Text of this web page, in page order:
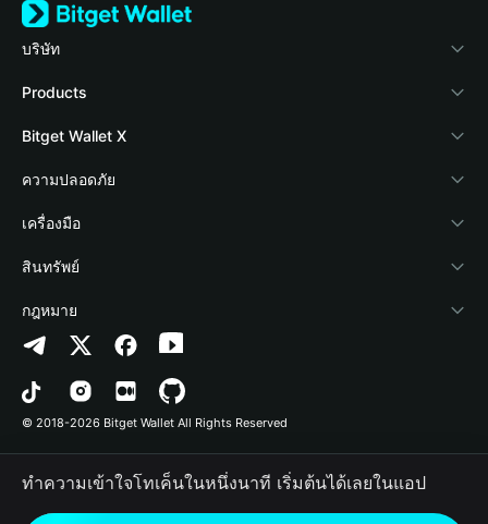
บริษัท
เกี่ยวกับ Bitget Wallet
Blog
Academy
ข่าวสารด้านคริปโต
ศูนย์ช่วยเหลือ
ติดต่อเรา
ทรัพยากรข้อมูลของแบรนด์
อาชีพ
Products
Crypto Card
Stablecoin Earn
Payfi Crypto
Crypto Swap API
Altcoin Season Index
Prediction Markets
DApp
RWA
Bitget Wallet X
นักพัฒนา
เชื่อมต่อ Wallet
Bitget Wallet Pay
ลิสต์โปรเจกต์
ความปลอดภัย
Protection Fund
เทคโนโลยีความปลอดภัย
เครื่องมือ
ซื้อคริปโต
การตรวจจับการอนุญาต
การตรวจจับสัญญา
การโอนเป็นชุด
สินทรัพย์
Arbitrum
Avalanche
Bitcoin
Polygon
กฎหมาย
นโยบายความเป็นส่วนตัว
ข้อตกลงในการใช้บริการ
© 2018-2026 Bitget Wallet All Rights Reserved
ทำความเข้าใจโทเค็นในหนึ่งนาที เริ่มต้นได้เลยในแอป